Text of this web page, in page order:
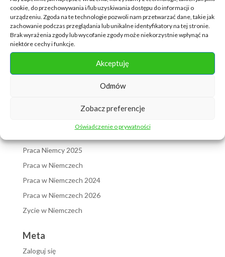
cookie, do przechowywania i/lub uzyskiwania dostępu do informacji o
urządzeniu. Zgoda na te technologie pozwoli nam przetwarzać dane, takie jak
zachowanie podczas przeglądania lub unikalne identyfikatory na tej stronie.
Brak wyrażenia zgody lub wycofanie zgody może niekorzystnie wpłynąć na
niektóre cechy i funkcje.
Akceptuję
Odmów
Zobacz preferencje
Oświadczenie o prywatności
styczeń 2023
grudzień 2022
październik 2022
Bez kategorii
Praca Niemcy 2025
Praca w Niemczech
Praca w Niemczech 2024
Praca w Niemczech 2026
Zycie w Niemczech
Meta
Zaloguj się